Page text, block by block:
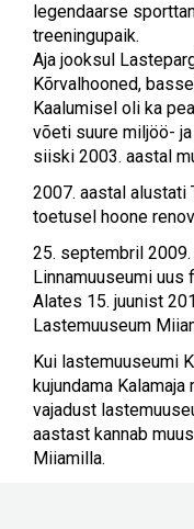
legendaarse
treeningupaik.
Aja jooksul
Kõrvalhooned,
Kaalumisel oli ka
võeti suure miljöö-
siiski 2003. aastal
2007. aastal alustati
toetusel hoone
25. septembril
Linnamuuseumi uus
Alates 15. juunist
Lastemuuseum
Kui lastemuuseumi
kujundama
vajadust
aastast kannab
Miiamilla.